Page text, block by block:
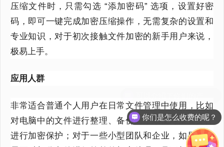
压缩文件时，只需勾选 “添加密码” 选项，设置好密
码，即可一键完成加密压缩操作，无需复杂的设置和
专业知识，对于初次接触文件加密的新手用户来说，
极易上手。
应用人群
非常适合普通个人用户在日常文件管理中使用，比如
对电脑中的文件进行整理、备份时，顺便对重要文件
进行加密保护；对于一些小型团队和企业，如果只是
你们是怎么收费的呢？